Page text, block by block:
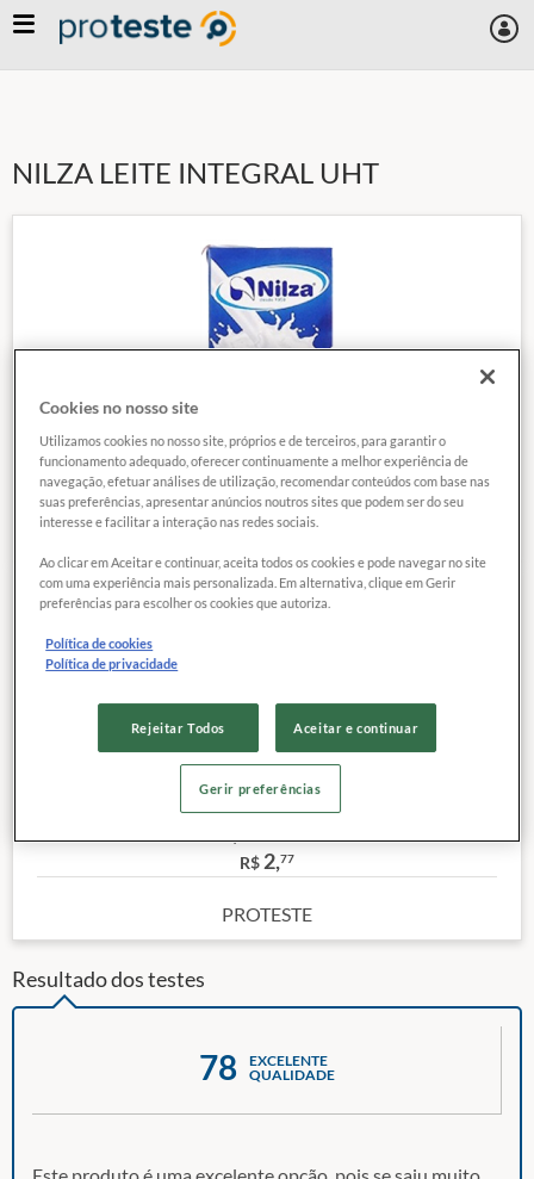
Skip
to
NILZA LEITE INTEGRAL UHT
78 EXCELENTE
Categoria:
1,00 L
Outras características
R$ 2,77
PROTESTE
Resultado dos testes
78
EXCELENTE
QUALIDADE
Cookies no nosso site
Utilizamos cookies no nosso site, próprios e de terceiros, para garantir o
funcionamento adequado, oferecer continuamente a melhor experiência de
navegação, efetuar análises de utilização, recomendar conteúdos com base nas
suas preferências, apresentar anúncios noutros sites que podem ser do seu
interesse e facilitar a interação nas redes sociais.
Ao clicar em Aceitar e continuar, aceita todos os cookies e pode navegar no site
com uma experiência mais personalizada. Em alternativa, clique em Gerir
preferências para escolher os cookies que autoriza.
Política de cookies
Política de privacidade
Rejeitar Todos Aceitar e continuar
Gerir preferências